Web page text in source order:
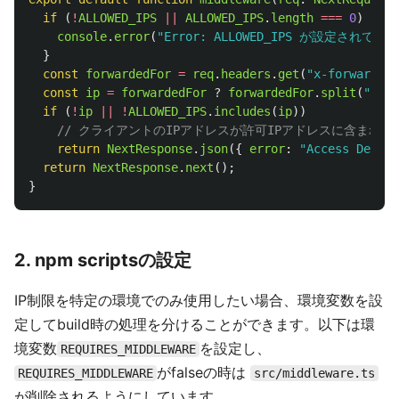
if
( !ALLOWED_IPS ALLOWED_IPS. length === 0)
console. error( "Error: ALLOWED_IPS が設定されてい
}
const
forwardedFor = req. headers . get ( "x-
const
ip = forwardedFor ? forwardedFor. split ( "
if
( ! ip !ALLOWED_IPS. includes (ip))
// クライアントのIPアドレスが許可IPアドレスに含まれて
return NextResponse. json({ error: "Access Denied
return NextResponse. next ();
}
2. npm scriptsの設定
IP制限を特定の環境でのみ使用したい場合、環境変数を設
定してbuild時の処理を分けることができます。以下は環
境変数 REQUIRES_MIDDLEWARE を設定し、
REQUIRES_MIDDLEWARE がfalseの時は src/middleware.ts